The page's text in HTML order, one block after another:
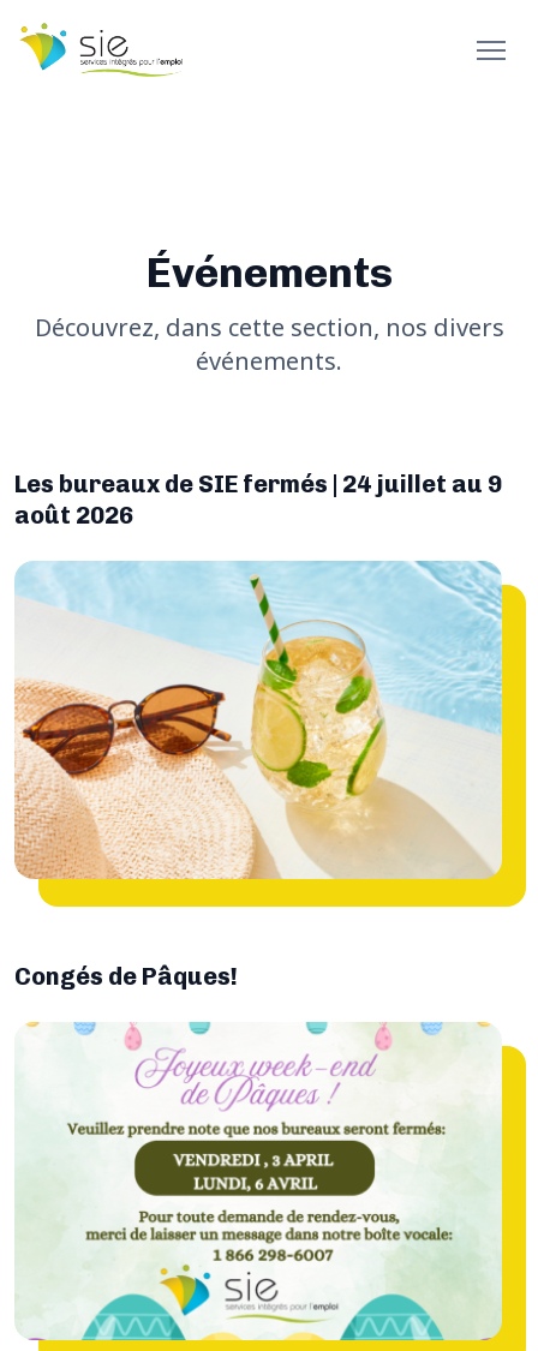
Événements
Découvrez, dans cette section, nos divers
événements.
Les bureaux de SIE fermés | 24 juillet au 9
août 2026
Congés de Pâques!